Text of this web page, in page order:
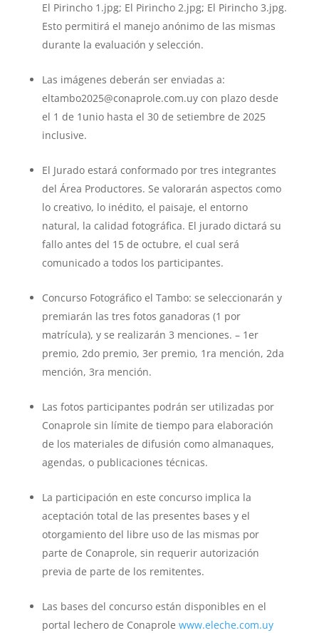
El Pirincho 1.jpg; El Pirincho 2.jpg; El Pirincho 3.jpg.
Esto permitirá el manejo anónimo de las mismas
durante la evaluación y selección.
Las imágenes deberán ser enviadas a:
eltambo2025@conaprole.com.uy con plazo desde
el 1 de 1unio hasta el 30 de setiembre de 2025
inclusive.
El Jurado estará conformado por tres integrantes
del Área Productores. Se valorarán aspectos como
lo creativo, lo inédito, el paisaje, el entorno
natural, la calidad fotográfica. El jurado dictará su
fallo antes del 15 de octubre, el cual será
comunicado a todos los participantes.
Concurso Fotográfico el Tambo: se seleccionarán y
premiarán las tres fotos ganadoras (1 por
matrícula), y se realizarán 3 menciones. – 1er
premio, 2do premio, 3er premio, 1ra mención, 2da
mención, 3ra mención.
Las fotos participantes podrán ser utilizadas por
Conaprole sin límite de tiempo para elaboración
de los materiales de difusión como almanaques,
agendas, o publicaciones técnicas.
La participación en este concurso implica la
aceptación total de las presentes bases y el
otorgamiento del libre uso de las mismas por
parte de Conaprole, sin requerir autorización
previa de parte de los remitentes.
Las bases del concurso están disponibles en el
portal lechero de Conaprole www.eleche.com.uy